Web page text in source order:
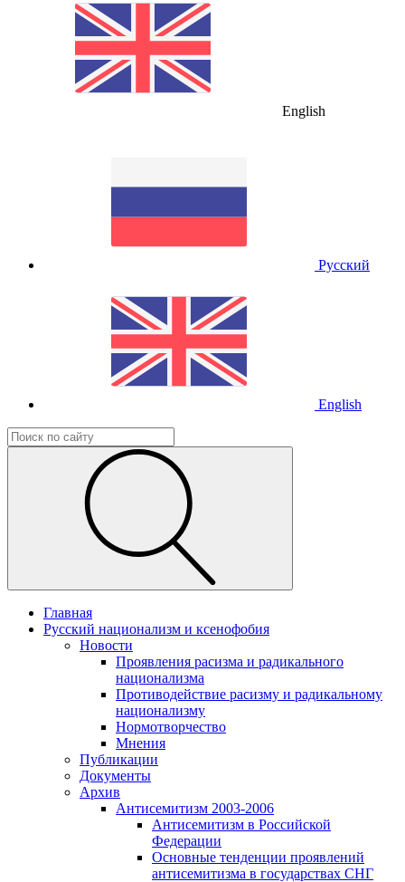
English
Русский
English
Главная
Русский национализм и ксенофобия
Новости
Проявления расизма и радикального
национализма
Противодействие расизму и радикальному
национализму
Нормотворчество
Мнения
Публикации
Документы
Архив
Антисемитизм 2003-2006
Антисемитизм в Российской
Федерации
Основные тенденции проявлений
антисемитизма в государствах СНГ